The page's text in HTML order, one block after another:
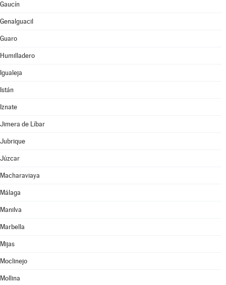
Gaucín
Genalguacil
Guaro
Humilladero
Igualeja
Istán
Iznate
Jimera de Líbar
Jubrique
Júzcar
Macharaviaya
Málaga
Manilva
Marbella
Mijas
Moclinejo
Mollina